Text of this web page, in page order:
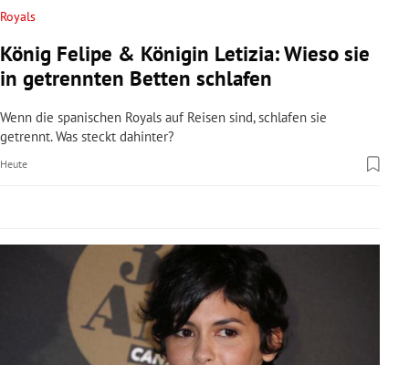
Untermenü
Untermenü
Untermenü
Untermenü
Untermenü
Royals
König Felipe & Königin Letizia: Wieso sie
in getrennten Betten schlafen
Wenn die spanischen Royals auf Reisen sind, schlafen sie
getrennt. Was steckt dahinter?
Heute